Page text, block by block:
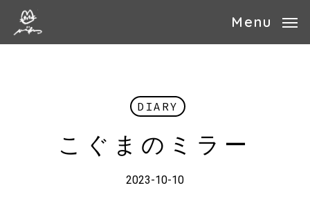
Menu
DIARY
こぐまのミラー
2023-10-10